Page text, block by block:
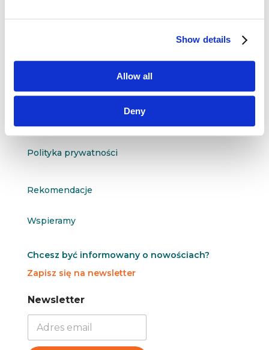
Show details
Allow all
Deny
O nas
Polityka prywatności
Rekomendacje
Wspieramy
Chcesz być informowany o nowościach?
Zapisz się na newsletter
N
N
Newsletter